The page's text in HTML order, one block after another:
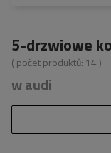
5-drzwiowe
( počet produktů: 14 )
w audi